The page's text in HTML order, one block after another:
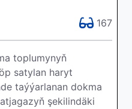
167
toplumynyň
satylan haryt
taýýarlanan dokma
şekilindäki